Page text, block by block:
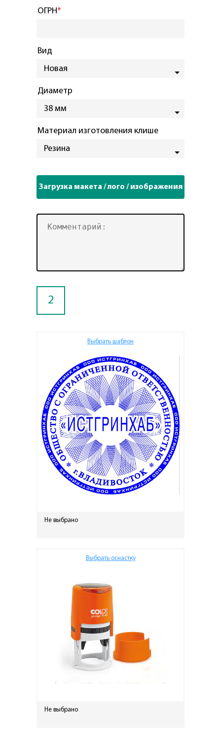
ОГРН*
Вид
Новая
Диаметр
38 мм
Материал изготовления клише
Резина
2
Выбрать шаблон
Не выбрано
Выбрать оснастку
Не выбрано